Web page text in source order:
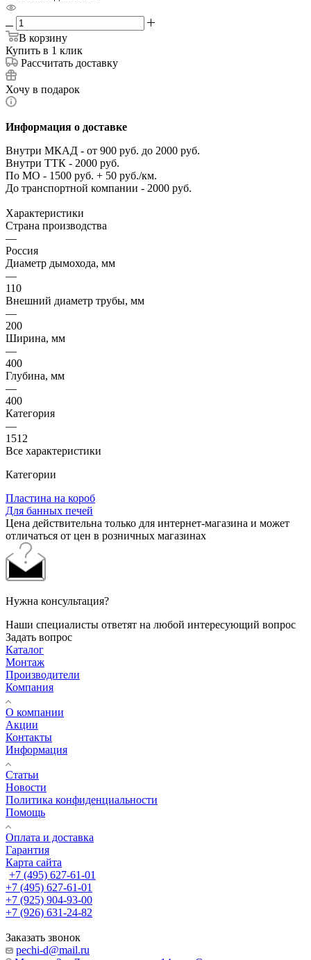
В корзину
Купить в 1 клик
Рассчитать доставку
Хочу в подарок
Информация о доставке
Внутри МКАД - от 900 руб. до 2000 руб.
Внутри ТТК - 2000 руб.
По МО - 1500 руб. + 50 руб./км.
До транспортной компании - 2000 руб.
Характеристики
Страна производства
—
Россия
Диаметр дымохода, мм
—
110
Внешний диаметр трубы, мм
—
200
Ширина, мм
—
400
Глубина, мм
—
400
Категория
—
1512
Все характеристики
Категории
Пластина на короб
Для банных печей
Цена действительна только для интернет-магазина и может
отличаться от цен в розничных магазинах
Нужна консультация?
Наши специалисты ответят на любой интересующий вопрос
Задать вопрос
Каталог
Монтаж
Производители
Компания
О компании
Акции
Контакты
Информация
Статьи
Новости
Политика конфиденциальности
Помощь
Оплата и доставка
Гарантия
Карта сайта
+7 (495) 627-61-01
+7 (495) 627-61-01
+7 (925) 904-93-00
+7 (926) 631-24-82
Заказать звонок
pechi-d@mail.ru